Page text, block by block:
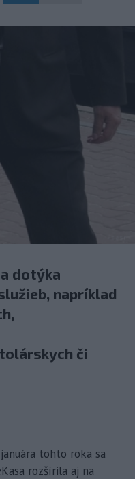
dotýka
napríklad
či
tohto roka sa
rozšírila aj na